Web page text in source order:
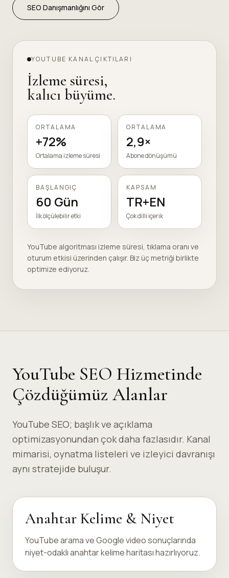
SEO Danışmanlığını Gör
YOUTUBE KANAL ÇIKTILARI
İzleme süresi,
kalıcı büyüme.
ORTALAMA
+72%
Ortalama izleme süresi
ORTALAMA
2,9×
Abone dönüşümü
BAŞLANGIÇ
60 Gün
İlk ölçülebilir etki
KAPSAM
TR+EN
Çok dilli içerik
YouTube algoritması izleme süresi, tıklama oranı ve
oturum etkisi üzerinden çalışır. Biz üç metriği birlikte
optimize ediyoruz.
YouTube SEO Hizmetinde
Çözdüğümüz Alanlar
YouTube SEO; başlık ve açıklama
optimizasyonundan çok daha fazlasıdır. Kanal
mimarisi, oynatma listeleri ve izleyici davranışı
aynı stratejide buluşur.
Anahtar Kelime & Niyet
YouTube arama ve Google video sonuçlarında
niyet-odaklı anahtar kelime haritası hazırlıyoruz.